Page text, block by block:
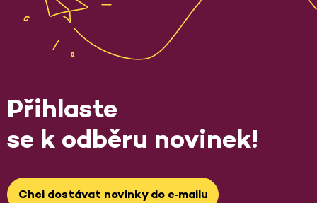
Přihlaste
se k odběru novinek!
Chci dostávat novinky do e‑mailu